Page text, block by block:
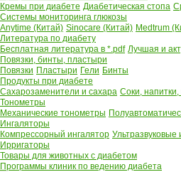
Кремы при диабете Диабетическая стопа
Системы мониторинга глюкозы
Anytime (Китай) Sinocare (Китай) Medtrum
Литература по диабету
Бесплатная литература в *.pdf Лучшая и
Повязки, бинты, пластыри
Повязки Пластыри Гели Бинты
Продукты при диабете
Сахарозаменители и сахара Соки,
Тонометры
Механические тонометры
Ингаляторы
Компрессорный ингалятор Ультразвуковые
Ирригаторы
Товары для животных с диабетом
Программы клиник по ведению диабета